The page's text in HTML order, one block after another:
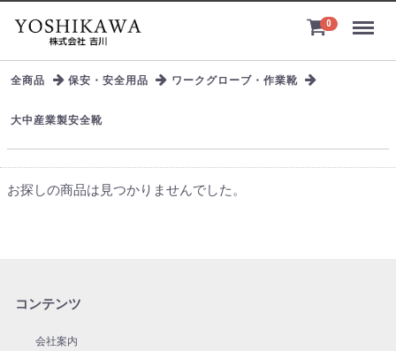
Menu
0
全商品 保安・安全用品 ワークグローブ・作業靴
大中産業製安全靴
お探しの商品は見つかりませんでした。
コンテンツ
会社案内